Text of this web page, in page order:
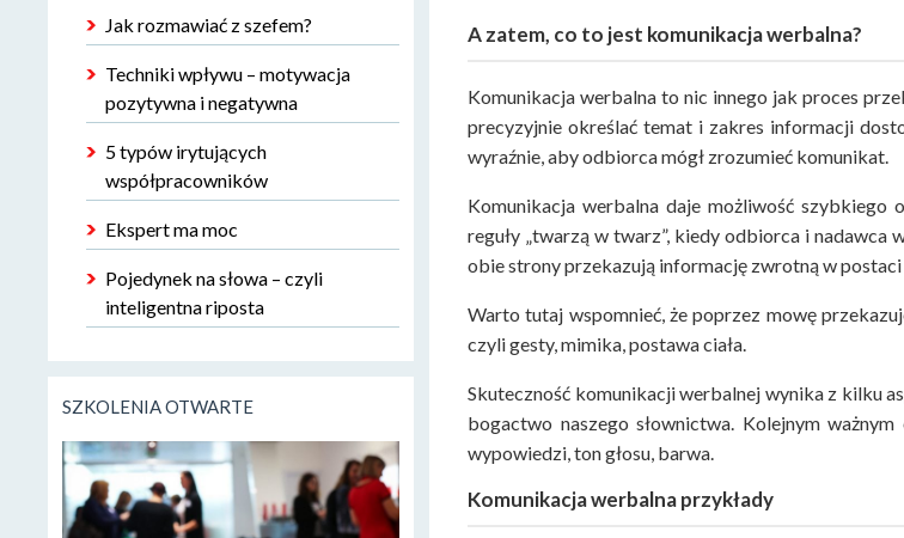
Jak rozmawiać z szefem?
Techniki wpływu – motywacja
pozytywna i negatywna
5 typów irytujących
współpracowników
Ekspert ma moc
Pojedynek na słowa – czyli
inteligentna riposta
A zatem, co to jest komunikacja werbalna?
Komunikacja werbalna to nic innego jak proces
precyzyjnie określać temat i zakres informacji
wyraźnie, aby odbiorca mógł zrozumieć komunikat.
Komunikacja werbalna daje możliwość
reguły „twarzą w twarz”, kiedy odbiorca i
obie strony przekazują informację zwrotną w
Warto tutaj wspomnieć, że poprzez mowę
czyli gesty, mimika, postawa ciała.
Skuteczność komunikacji werbalnej wynika z kilku
bogactwo naszego słownictwa. Kolejnym
wypowiedzi, ton głosu, barwa.
Komunikacja werbalna przykłady
SZKOLENIA OTWARTE